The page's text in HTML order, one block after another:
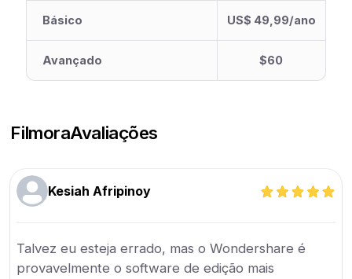
Básico US$ 49,99/ano
Avançado $60
FilmoraAvaliações
Kesiah Afripinoy
Talvez eu esteja errado, mas o Wondershare é
provavelmente o software de edição mais